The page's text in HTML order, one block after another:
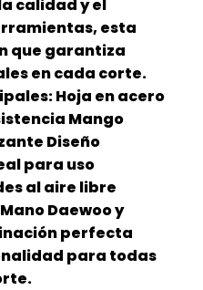
calidad y el
esta
que garantiza
en cada corte.
Hoja en acero
Mango
Diseño
para uso
al aire libre
Daewoo y
perfecta
para todas